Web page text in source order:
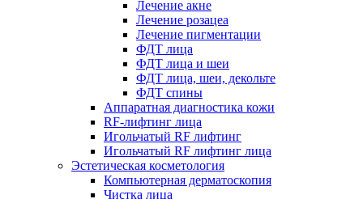
Лечение акне
Лечение розацеа
Лечение пигментации
ФДТ лица
ФДТ лица и шеи
ФДТ лица, шеи, декольте
ФДТ спины
Аппаратная диагностика кожи
RF-лифтинг лица
Игольчатый RF лифтинг
Игольчатый RF лифтинг лица
Эстетическая косметология
Компьютерная дерматоскопия
Чистка лица